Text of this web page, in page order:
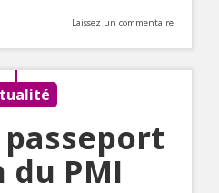
Laissez un commentaire
du PMI